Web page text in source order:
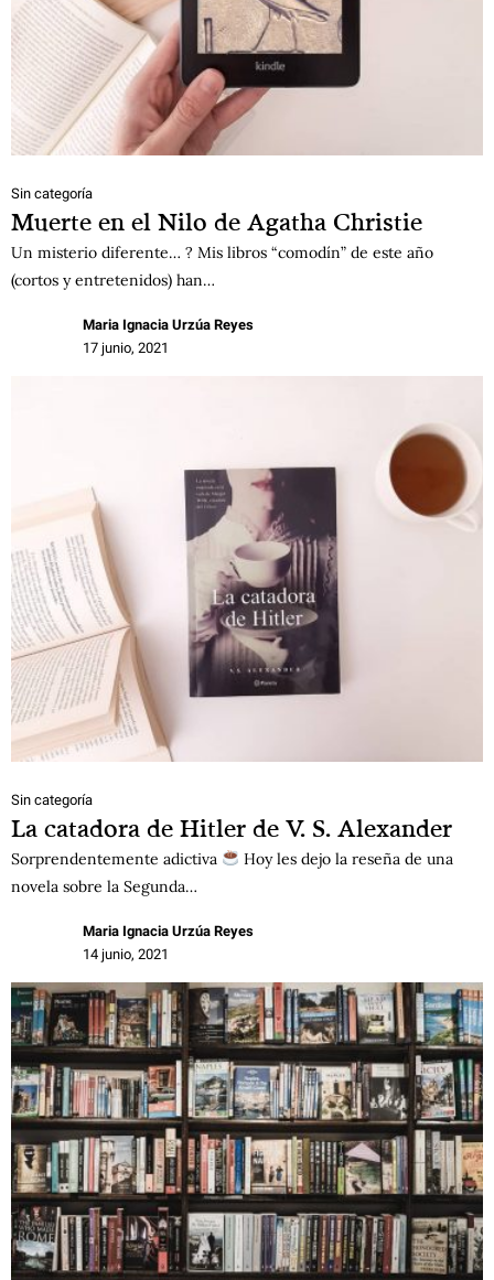
Sin categoría
Muerte en el Nilo de Agatha Christie
Un misterio diferente… ? Mis libros “comodín” de este año
(cortos y entretenidos) han…
Maria Ignacia Urzúa Reyes
17 junio, 2021
Sin categoría
La catadora de Hitler de V. S. Alexander
Sorprendentemente adictiva
Hoy les dejo la reseña de una
novela sobre la Segunda…
Maria Ignacia Urzúa Reyes
14 junio, 2021